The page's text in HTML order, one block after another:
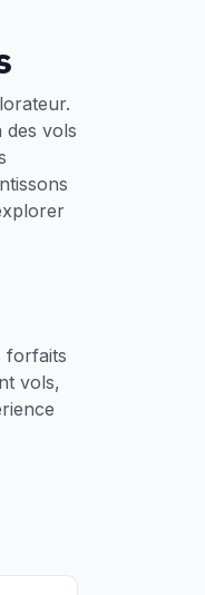
des vols
forfaits
vols,